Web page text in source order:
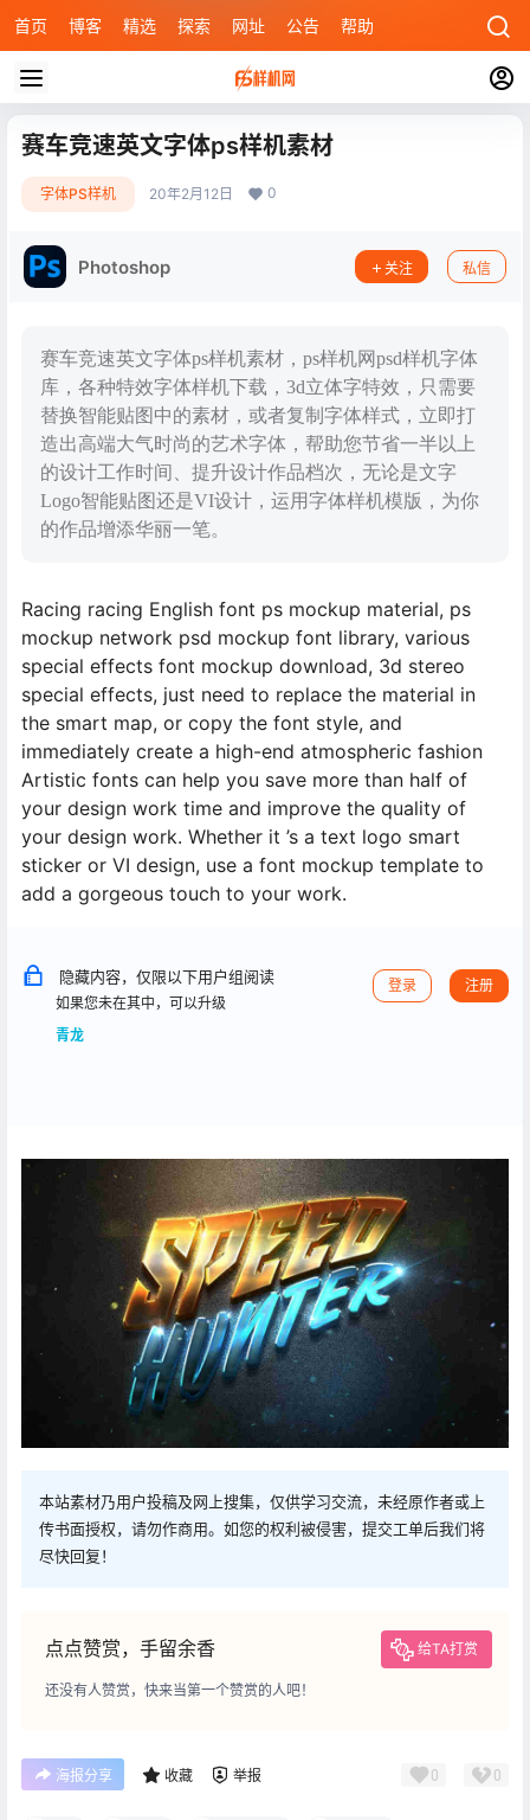
首页 博客 精选 探索 网址 公告 帮助
赛车竞速英文字体ps样机素材
字体PS样机 20年2月12日 0
Photoshop 关注 私信
赛车竞速英文字体ps样机素材，ps样机网psd样机字体
库，各种特效字体样机下载，3d立体字特效，只需要
替换智能贴图中的素材，或者复制字体样式，立即打
造出高端大气时尚的艺术字体，帮助您节省一半以上
的设计工作时间、提升设计作品档次，无论是文字
Logo智能贴图还是VI设计，运用字体样机模版，为你
的作品增添华丽一笔。
Racing racing English font ps mockup material, ps
mockup network psd mockup font library, various
special effects font mockup download, 3d stereo
special effects, just need to replace the material in
the smart map, or copy the font style, and
immediately create a high-end atmospheric fashion
Artistic fonts can help you save more than half of
your design work time and improve the quality of
your design work. Whether it ’s a text logo smart
sticker or VI design, use a font mockup template to
add a gorgeous touch to your work.
隐藏内容，仅限以下用户组阅读
如果您未在其中，可以升级
青龙
登录 注册
本站素材乃用户投稿及网上搜集，仅供学习交流，未经原作者或上
传书面授权，请勿作商用。如您的权利被侵害，提交工单后我们将
尽快回复！
点点赞赏，手留余香 给TA打赏
还没有人赞赏，快来当第一个赞赏的人吧！
海报分享 收藏 举报 0 0